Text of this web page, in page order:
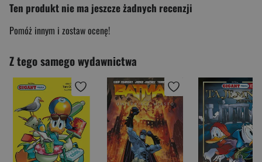
Ten produkt nie ma jeszcze żadnych recenzji
Pomóż innym i zostaw ocenę!
Z tego samego wydawnictwa